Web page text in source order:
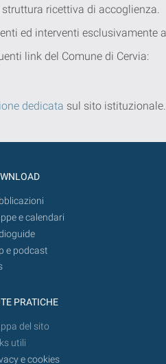
ricettiva di accoglienza.
ed interventi esclusivamente
link del Comune di Cervia:
dedicata sul sito istituzionale.
e calendari
e podcast
PRATICHE
del sito
utili
e cookies